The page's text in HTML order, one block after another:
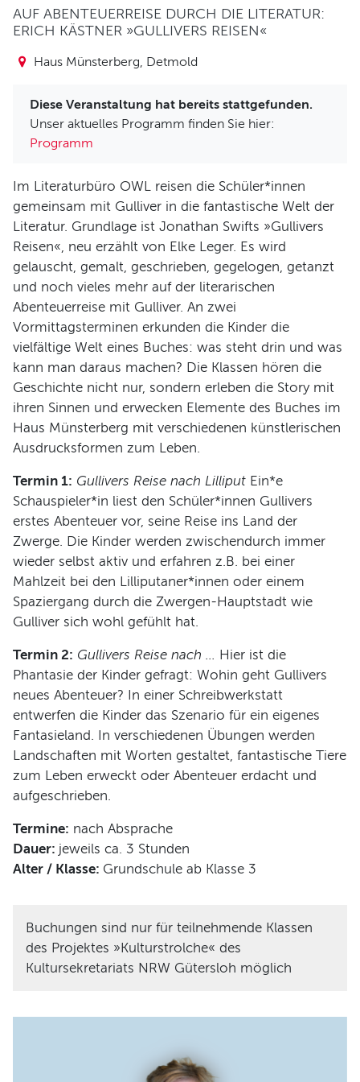
Verein und Förderung
Pool 1000
Haus Münsterberg
KARTEN
Für Autor*innen
Informiert bleiben
Presse
Häufige Fragen
Barrierefreiheit
ARCHIV
Programm
AUF ABENTEUERREISE DURCH DIE LITERATUR:
ERICH KÄSTNER »GULLIVERS REISEN«
Haus Münsterberg, Detmold
Diese Veranstaltung hat bereits stattgefunden.
Unser aktuelles Programm finden Sie hier:
Programm
Im Literaturbüro OWL reisen die Schüler*innen
gemeinsam mit Gulliver in die fantastische Welt der
Literatur. Grundlage ist Jonathan Swifts »Gullivers
Reisen«, neu erzählt von Elke Leger. Es wird
gelauscht, gemalt, geschrieben, gegelogen, getanzt
und noch vieles mehr auf der literarischen
Abenteuerreise mit Gulliver. An zwei
Vormittagsterminen erkunden die Kinder die
vielfältige Welt eines Buches: was steht drin und was
kann man daraus machen? Die Klassen hören die
Geschichte nicht nur, sondern erleben die Story mit
ihren Sinnen und erwecken Elemente des Buches im
Haus Münsterberg mit verschiedenen künstlerischen
Ausdrucksformen zum Leben.
Termin 1: Gullivers Reise nach Lilliput Ein*e
Schauspieler*in liest den Schüler*innen Gullivers
erstes Abenteuer vor, seine Reise ins Land der
Zwerge. Die Kinder werden zwischendurch immer
wieder selbst aktiv und erfahren z.B. bei einer
Mahlzeit bei den Lilliputaner*innen oder einem
Spaziergang durch die Zwergen-Hauptstadt wie
Gulliver sich wohl gefühlt hat.
Termin 2: Gullivers Reise nach … Hier ist die
Phantasie der Kinder gefragt: Wohin geht Gullivers
neues Abenteuer? In einer Schreibwerkstatt
entwerfen die Kinder das Szenario für ein eigenes
Fantasieland. In verschiedenen Übungen werden
Landschaften mit Worten gestaltet, fantastische Tiere
zum Leben erweckt oder Abenteuer erdacht und
aufgeschrieben.
Termine: nach Absprache
Dauer: jeweils ca. 3 Stunden
Alter / Klasse: Grundschule ab Klasse 3
Buchungen sind nur für teilnehmende Klassen
des Projektes »Kulturstrolche« des
Kultursekretariats NRW Gütersloh möglich